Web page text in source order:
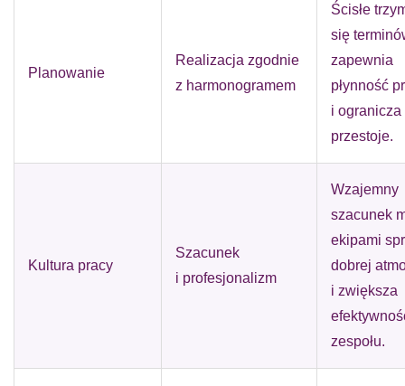
Planowanie
Realizacja zgodnie
z harmonogramem
Ścisłe
się
zapewnia
płynność
i ogranicza
przestoje.
Kultura pracy
Szacunek
i profesjonalizm
Wzajemny
szacunek
ekipami
dobrej
i zwiększa
zespołu.